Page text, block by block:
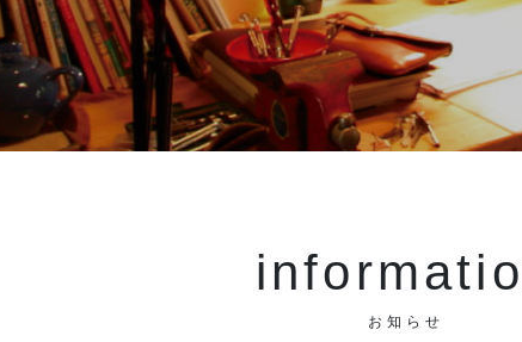
お知らせ